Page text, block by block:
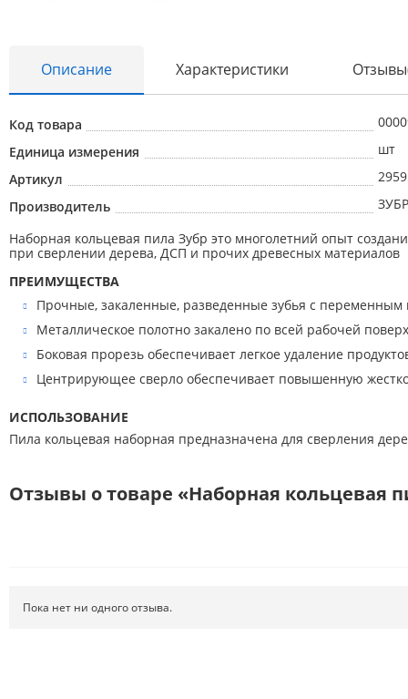
Описание Характеристики
Код товара
Единица измерения
шт
Артикул
Производитель
ЗУБР
Наборная кольцевая пила Зубр это многолетний опыт
при сверлении дерева, ДСП и прочих древесных материалов
ПРЕИМУЩЕСТВА
Прочные, закаленные, разведенные зубья с переменным
Металлическое полотно закалено по всей рабочей
Боковая прорезь обеспечивает легкое удаление
Центрирующее сверло обеспечивает повышенную
ИСПОЛЬЗОВАНИЕ
Пила кольцевая наборная предназначена для сверления
Отзывы о товаре «Наборная кольцевая
Пока нет ни одного отзыва.